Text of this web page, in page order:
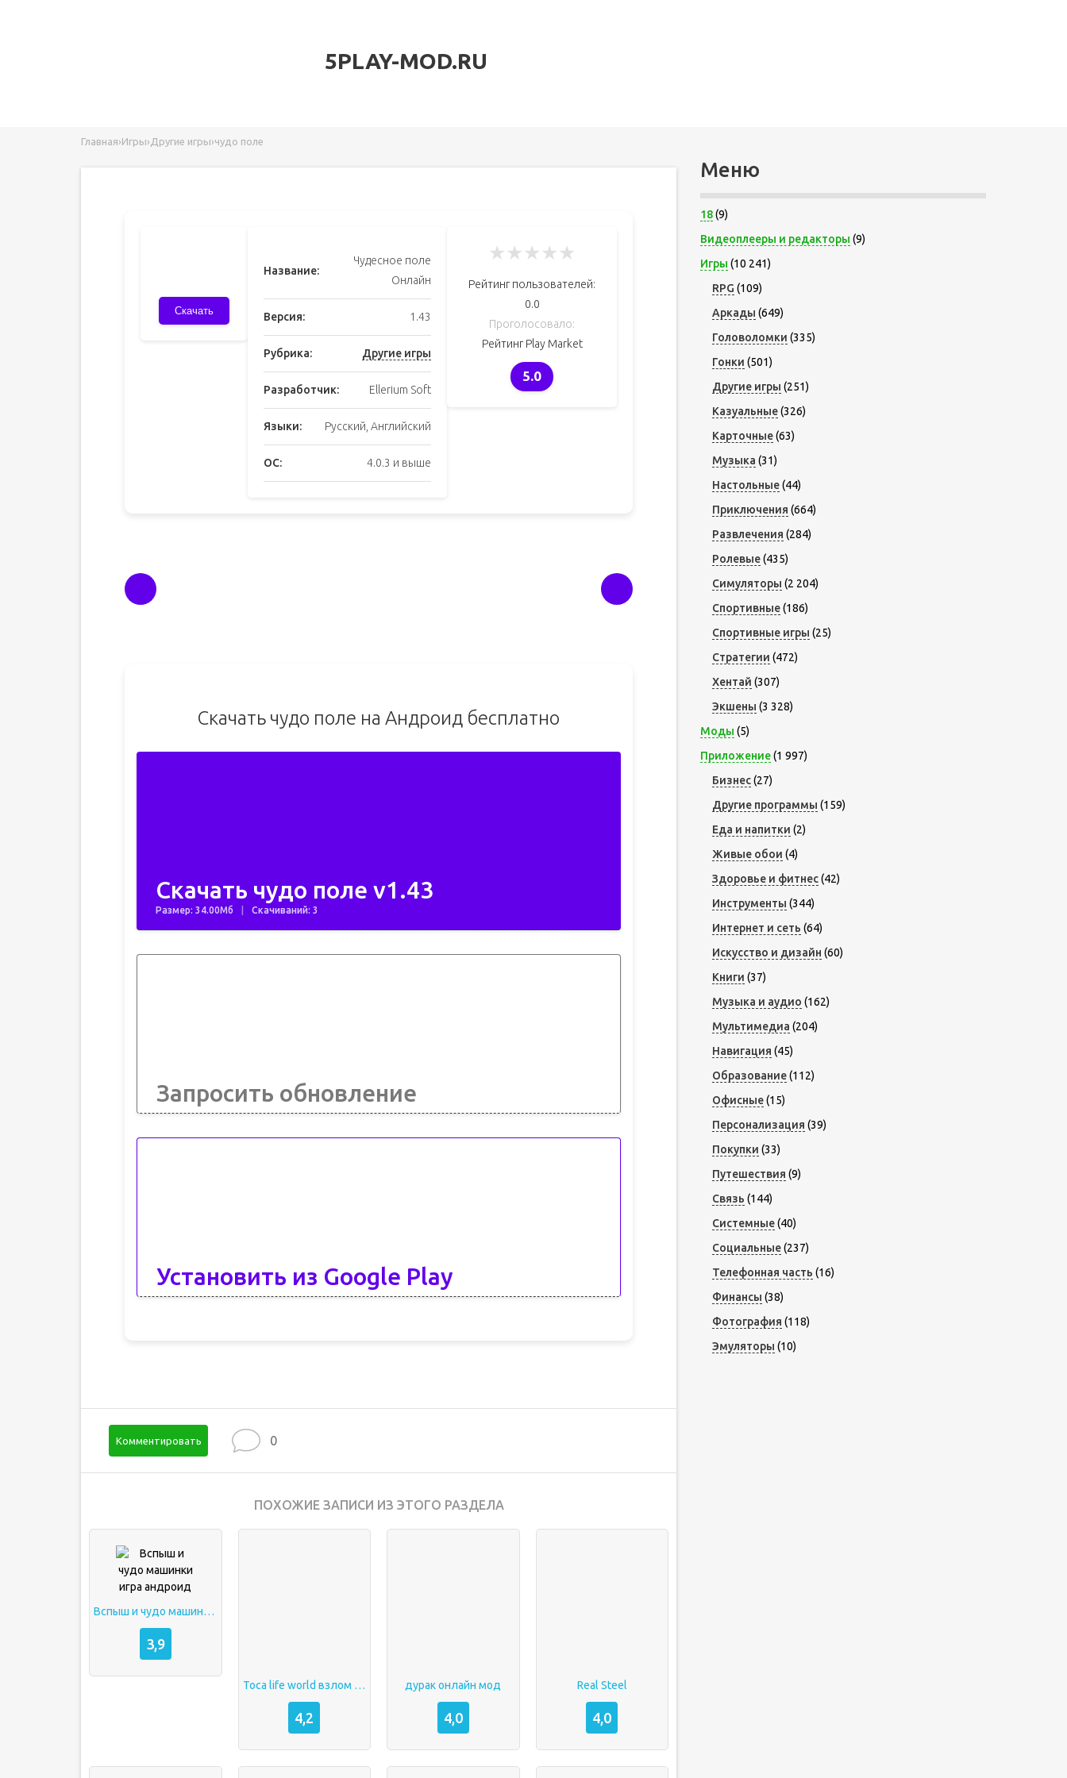
5PLAY-MOD.RU
Главная›Игры› Другие игры›чудо поле
Скачать
Название:
Чудесное поле
Онлайн
Версия: 1.43
Рубрика: Другие игры
Разработчик: Ellerium Soft
Языки: Русский, Английский
ОС: 4.0.3 и выше
★★★★★
Рейтинг пользователей:
0.0
Проголосовало:
Рейтинг Play Market
5.0
Скачать чудо поле на Андроид бесплатно
Скачать чудо поле v1.43
Размер: 34.00Мб Скачиваний: 3
Запросить обновление
Установить из Google Play
Комментировать 0
ПОХОЖИЕ ЗАПИСИ ИЗ ЭТОГО РАЗДЕЛА
Вспыш и чудо машинки игра андроид
3,9
Toca life world взлом 1231
4,2
дурак онлайн мод
4,0
Real Steel
4,0
Меню
18(9)
Видеоплееры и редакторы (9)
Игры (10 241)
RPG (109)
Аркады (649)
Головоломки (335)
Гонки (501)
Другие игры (251)
Казуальные(326)
Карточные(63)
Музыка (31)
Настольные(44)
Приключения (664)
Развлечения (284)
Ролевые(435)
Симуляторы (2 204)
Спортивные(186)
Спортивные игры (25)
Стратегии (472)
Хентай (307)
Экшены (3 328)
Моды (5)
Приложение(1 997)
Бизнес(27)
Другие программы (159)
Еда и напитки (2)
Живые обои (4)
Здоровье и фитнес(42)
Инструменты (344)
Интернет и сеть (64)
Искусство и дизайн (60)
Книги (37)
Музыка и аудио (162)
Мультимедиа (204)
Навигация (45)
Образование(112)
Офисные(15)
Персонализация (39)
Покупки (33)
Путешествия (9)
Связь (144)
Системные(40)
Социальные(237)
Телефонная часть (16)
Финансы (38)
Фотография (118)
Эмуляторы (10)